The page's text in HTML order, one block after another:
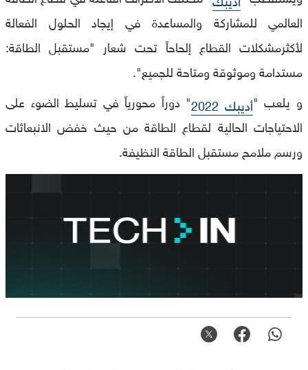
العالمي للمشاركة والمساعدة في إيجاد الحلول الفعالة
لأكثرمشكلات القطاع إلحاحاً تحت شعار "مستقبل الطاقة:
مستدامة وموثوقة ومتاحة للجميع".
و يلعب "أديبك 2022
" دوراً محورياً في تسليط الضوء على
الاحتياجات الحالية لقطاع الطاقة من حيث خفض الانبعاثات
ورسم ملامح مستقبل الطاقة النظيفة.